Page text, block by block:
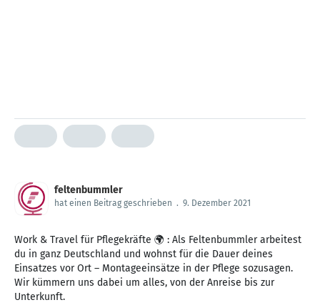
feltenbummler
hat einen Beitrag geschrieben . 9. Dezember 2021
Work & Travel für Pflegekräfte 🌍 : Als Feltenbummler arbeitest
du in ganz Deutschland und wohnst für die Dauer deines
Einsatzes vor Ort – Montageeinsätze in der Pflege sozusagen.
Wir kümmern uns dabei um alles, von der Anreise bis zur
Unterkunft.